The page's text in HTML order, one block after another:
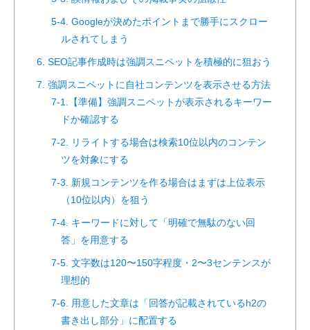
5-4. Googleが決めたポイントまで勝手にスクロー
ルされてしまう
6. SEO記事作成時は強調スニペットを積極的に狙おう
7. 強調スニペットに自社コンテンツを表示させる方法
7-1.【準備】強調スニペットが表示されるキーワー
ドか確認する
7-2. リライトする場合は検索10位以内のコンテン
ツを対象にする
7-3. 新規コンテンツを作る場合はまずは上位表示
（10位以内）を狙う
7-4. キーワードに対して「明確で無駄のない回
答」を用意する
7-5. 文字数は120〜150字程度・2〜3センテンスが
理想的
7-6. 用意した文章は「回答が記載されているh2の
書き出し部分」に配置する